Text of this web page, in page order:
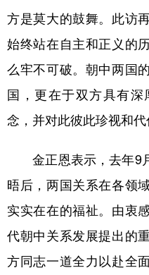
方是莫大的鼓舞。此访
始终站在自主和正义的
么牢不可破。朝中两国
国，更在于双方具有
念，并对此彼此珍视和代
金正恩表示，去年9月
晤后，两国关系在各领
实实在在的福祉。由衷
代朝中关系发展提出的
方同志一道全力以赴全